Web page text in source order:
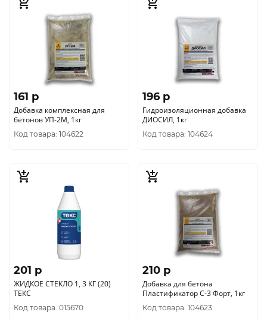
161 p
Добавка комплексная для
бетонов УП-2М, 1кг
Код товара: 104622
196 p
Гидроизоляционная добавка
ДИОСИЛ, 1кг
Код товара: 104624
201 p
ЖИДКОЕ СТЕКЛО 1, 3 КГ (20)
ТЕКС
Код товара: 015670
210 p
Добавка для бетона
Пластификатор С-3 Форт, 1кг
Код товара: 104623